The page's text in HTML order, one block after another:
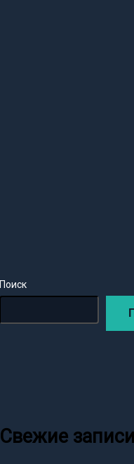
Поиск
Свежие записи